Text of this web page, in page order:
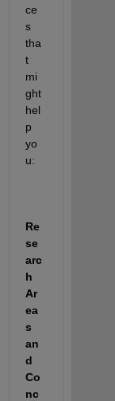
ce
s
tha
t
mi
ght
hel
p
yo
u:
Re
se
arc
h
Ar
ea
s
an
d
Co
nc